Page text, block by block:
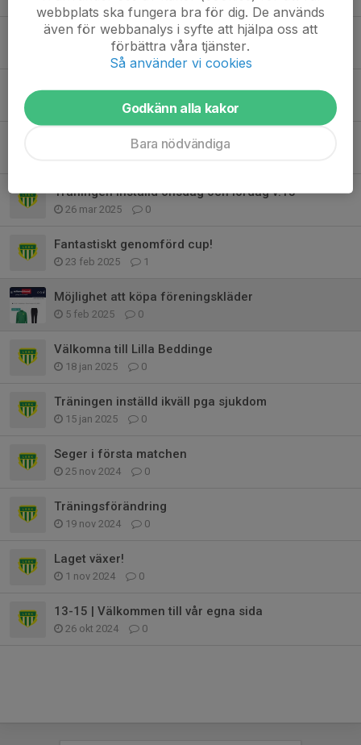
Uppstart höst!
5 aug 2025 0
Sommaravslutning 7/6
0
Äntligen grässäsong!
Träningen inställd onsdag och lördag v.13
26 mar 2025 0
Fantastiskt genomförd cup!
23 feb 2025 1
Möjlighet att köpa föreningskläder
5 feb 2025 0
Välkomna till Lilla Beddinge
18 jan 2025 0
Träningen inställd ikväll pga sjukdom
15 jan 2025 0
Seger i första matchen
25 nov 2024 0
Träningsförändring
19 nov 2024 0
Laget växer!
1 nov 2024 0
13-15 | Välkommen till vår egna sida
26 okt 2024 0
webbplats ska fungera bra för dig. De används
även för webbanalys i syfte att hjälpa oss att
förbättra våra tjänster.
Så använder vi cookies
Godkänn alla kakor
Bara nödvändiga